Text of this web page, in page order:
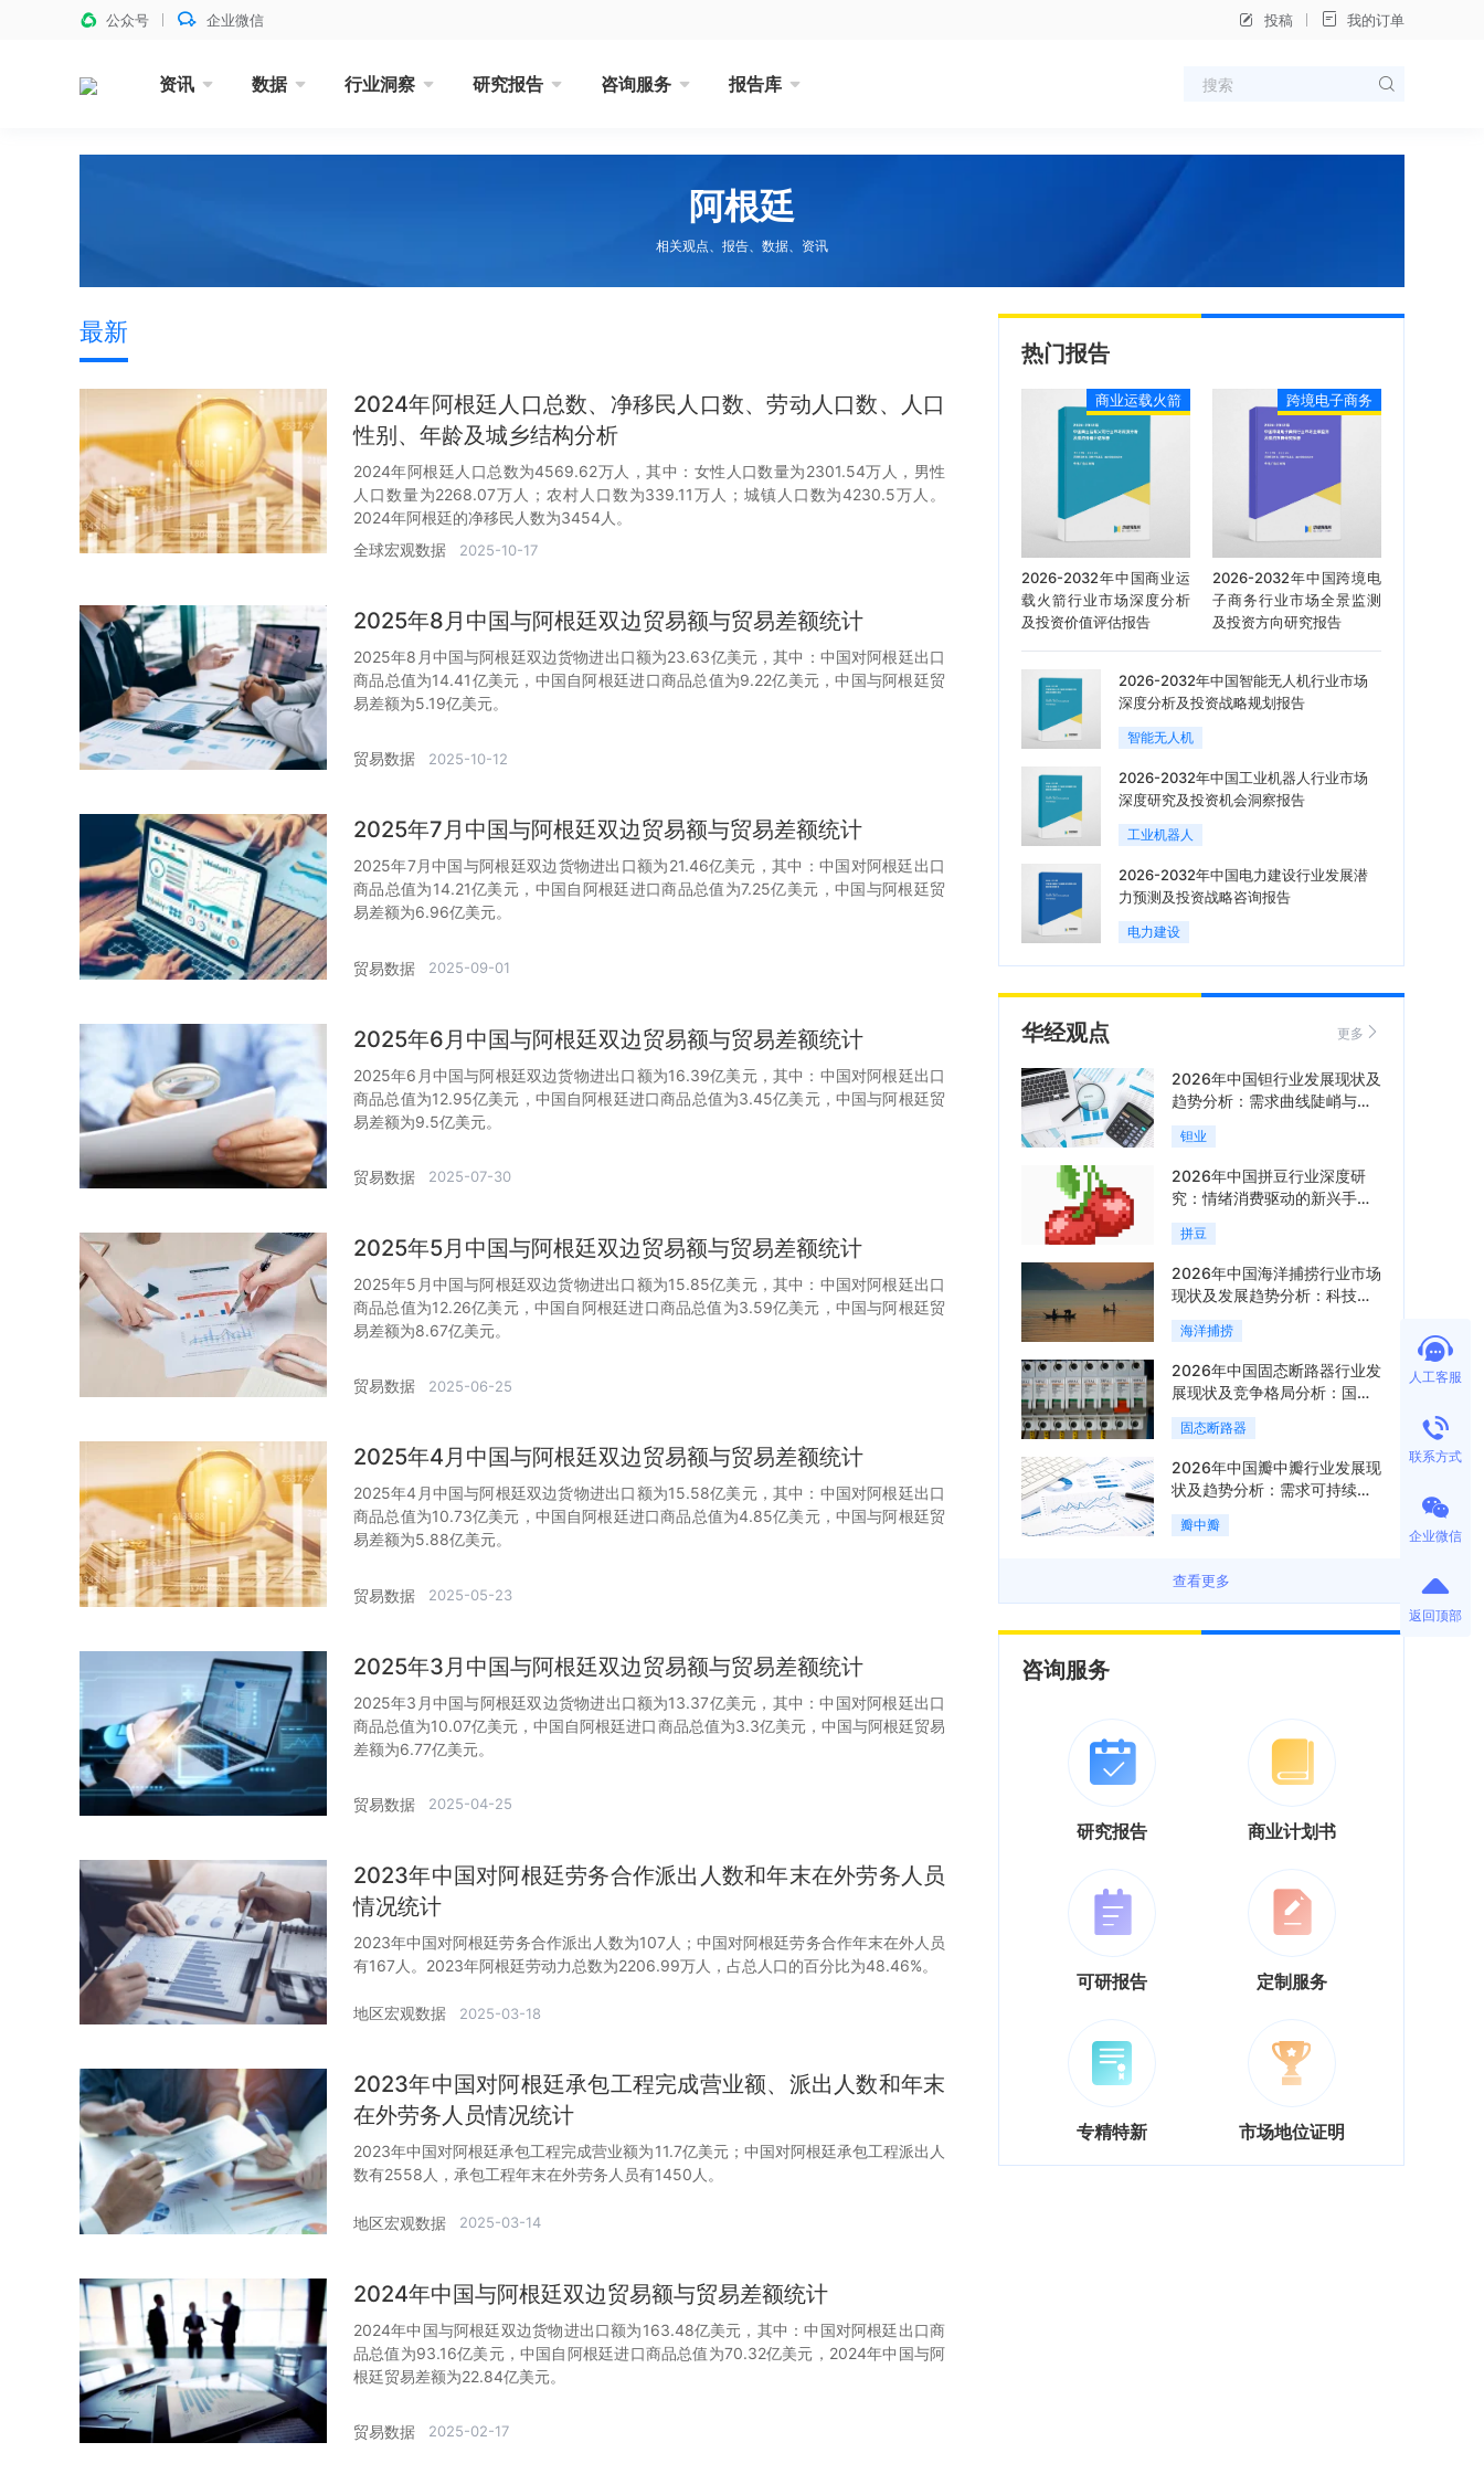
公众号 企业微信 投稿 我的订单
资讯 数据 行业洞察 研究报告 咨询服务 报告库
阿根廷
相关观点、报告、数据、资讯
最新
2024年阿根廷人口总数、净移民人口数、劳动人口数、人口
性别、年龄及城乡结构分析
2024年阿根廷人口总数为4569.62万人，其中：女性人口数量为2301.54万人，男性
人口数量为2268.07万人；农村人口数为339.11万人；城镇人口数为4230.5万人。
2024年阿根廷的净移民人数为3454人。
全球宏观数据
2025-10-17
2025年8月中国与阿根廷双边贸易额与贸易差额统计
2025年8月中国与阿根廷双边货物进出口额为23.63亿美元，其中：中国对阿根廷出口
商品总值为14.41亿美元，中国自阿根廷进口商品总值为9.22亿美元，中国与阿根廷贸
易差额为5.19亿美元。
贸易数据 2025-10-12
2025年7月中国与阿根廷双边贸易额与贸易差额统计
2025年7月中国与阿根廷双边货物进出口额为21.46亿美元，其中：中国对阿根廷出口
商品总值为14.21亿美元，中国自阿根廷进口商品总值为7.25亿美元，中国与阿根廷贸
易差额为6.96亿美元。
贸易数据 2025-09-01
2025年6月中国与阿根廷双边贸易额与贸易差额统计
2025年6月中国与阿根廷双边货物进出口额为16.39亿美元，其中：中国对阿根廷出口
商品总值为12.95亿美元，中国自阿根廷进口商品总值为3.45亿美元，中国与阿根廷贸
易差额为9.5亿美元。
贸易数据 2025-07-30
2025年5月中国与阿根廷双边贸易额与贸易差额统计
2025年5月中国与阿根廷双边货物进出口额为15.85亿美元，其中：中国对阿根廷出口
商品总值为12.26亿美元，中国自阿根廷进口商品总值为3.59亿美元，中国与阿根廷贸
易差额为8.67亿美元。
贸易数据 2025-06-25
2025年4月中国与阿根廷双边贸易额与贸易差额统计
2025年4月中国与阿根廷双边货物进出口额为15.58亿美元，其中：中国对阿根廷出口
商品总值为10.73亿美元，中国自阿根廷进口商品总值为4.85亿美元，中国与阿根廷贸
易差额为5.88亿美元。
贸易数据 2025-05-23
2025年3月中国与阿根廷双边贸易额与贸易差额统计
2025年3月中国与阿根廷双边货物进出口额为13.37亿美元，其中：中国对阿根廷出口
商品总值为10.07亿美元，中国自阿根廷进口商品总值为3.3亿美元，中国与阿根廷贸易
差额为6.77亿美元。
贸易数据 2025-04-25
2023年中国对阿根廷劳务合作派出人数和年末在外劳务人员
情况统计
2023年中国对阿根廷劳务合作派出人数为107人；中国对阿根廷劳务合作年末在外人员
有167人。2023年阿根廷劳动力总数为2206.99万人，占总人口的百分比为48.46%。
地区宏观数据 2025-03-18
2023年中国对阿根廷承包工程完成营业额、派出人数和年末
在外劳务人员情况统计
2023年中国对阿根廷承包工程完成营业额为11.7亿美元；中国对阿根廷承包工程派出人
数有2558人，承包工程年末在外劳务人员有1450人。
地区宏观数据 2025-03-14
2024年中国与阿根廷双边贸易额与贸易差额统计
2024年中国与阿根廷双边货物进出口额为163.48亿美元，其中：中国对阿根廷出口商
品总值为93.16亿美元，中国自阿根廷进口商品总值为70.32亿美元，2024年中国与阿
根廷贸易差额为22.84亿美元。
贸易数据 2025-02-17
热门报告
商业运载火箭
2026-2032年中国商业运
载火箭行业市场深度分析
及投资价值评估报告
跨境电子商务
2026-2032年中国跨境电
子商务行业市场全景监测
及投资方向研究报告
2026-2032年中国智能无人机行业市场
深度分析及投资战略规划报告
智能无人机
2026-2032年中国工业机器人行业市场
深度研究及投资机会洞察报告
工业机器人
2026-2032年中国电力建设行业发展潜
力预测及投资战略咨询报告
电力建设
华经观点 更多
2026年中国钽行业发展现状及
趋势分析：需求曲线陡峭与供
给曲线平缓的博弈加剧「图」
钽业
2026年中国拼豆行业深度研
究：情绪消费驱动的新兴手工
赛道「图」
拼豆
2026年中国海洋捕捞行业市场
现状及发展趋势分析：科技赋
能与智能化转型加速「图」
海洋捕捞
2026年中国固态断路器行业发
展现状及竞争格局分析：国际
巨头领跑技术，国内企业加速
追赶「图」
固态断路器
2026年中国瓣中瓣行业发展现
状及趋势分析：需求可持续释
放，市场发展前景良好「图」
瓣中瓣
查看更多
咨询服务
研究报告 商业计划书
可研报告 定制服务
专精特新 市场地位证明
人工客服
联系方式
企业微信
返回顶部